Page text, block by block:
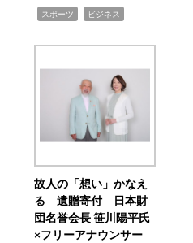
スポーツ ビジネス
故人の「想い」かなえ
る 遺贈寄付 日本財
団名誉会長 笹川陽平氏
×フリーアナウンサー